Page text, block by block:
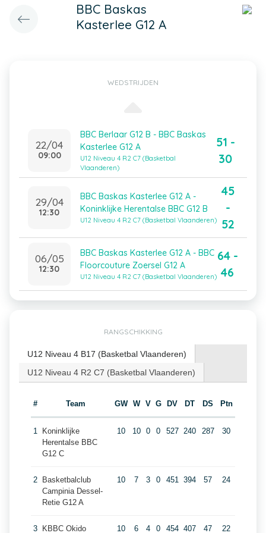
BBC Baskas
Kasterlee G12 A
WEDSTRIJDEN
22/04
09:00
BBC Berlaar G12 B - BBC Baskas
Kasterlee G12 A
U12 Niveau 4 R2 C7 (Basketbal
Vlaanderen)
51 -
30
29/04
12:30
BBC Baskas Kasterlee G12 A -
Koninklijke Herentalse BBC G12 B
U12 Niveau 4 R2 C7 (Basketbal Vlaanderen)
45
-
52
06/05
12:30
BBC Baskas Kasterlee G12 A - BBC
Floorcouture Zoersel G12 A
U12 Niveau 4 R2 C7 (Basketbal Vlaanderen)
64 -
46
RANGSCHIKKING
U12 Niveau 4 B17 (Basketbal Vlaanderen)
U12 Niveau 4 R2 C7 (Basketbal Vlaanderen)
# Team GW W V G DV DT DS Ptn
1
Koninklijke
Herentalse BBC
G12 C
10 10 0 0 527 240 287 30
2
Basketbalclub
Campinia Dessel-
Retie G12 A
10 7 3 0 451 394 57 24
3 KBBC Okido 10 6 4 0 454 407 47 22